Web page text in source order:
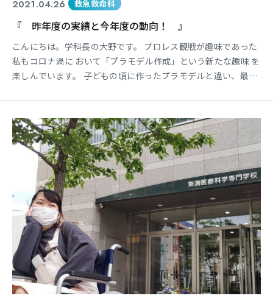
2021.04.26 救急救命科
『 昨年度の実績と今年度の動向！ 』
こんにちは。学科長の大野です。 プロレス観戦が趣味であった
私もコロナ渦に おいて「プラモデル作成」という新たな趣味 を
楽しんでいます。 子どもの頃に作ったプラモデルと違い、最近
トレス解消になっています。 さて昨年度の実績と今年度の動向
についてご 報告させて頂きます。 昨年度は新型コロナウイルス
感染症の影響に より多くのイベント活動が中止と